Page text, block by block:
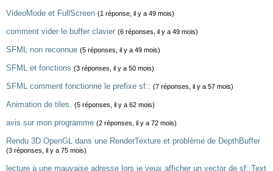
VideoMode et FullScreen (1 réponse, il y a 49 mois)
comment vider le buffer clavier (6 réponses, il y a 49 mois)
SFML non reconnue (5 réponses, il y a 49 mois)
SFML et fonctions (3 réponses, il y a 50 mois)
SFML comment fonctionne le prefixe sf:: (7 réponses, il y a 57 mois)
Animation de tiles. (5 réponses, il y a 62 mois)
avis sur mon programme (2 réponses, il y a 72 mois)
Rendu 3D OpenGL dans une RenderTexture et problème de DepthBuffer
(3 réponses, il y a 75 mois)
lecture à une mauvaise adresse lors je veux afficher un vector de sf::Text